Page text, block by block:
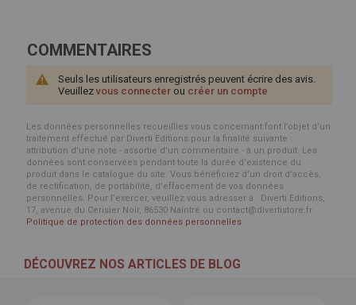
COMMENTAIRES
Seuls les utilisateurs enregistrés peuvent écrire des avis.
Veuillez vous connecter ou créer un compte
Les données personnelles recueillies vous concernant font l’objet d’un
traitement effectué par Diverti Editions pour la finalité suivante :
attribution d'une note - assortie d'un commentaire - à un produit. Les
données sont conservées pendant toute la durée d'existence du
produit dans le catalogue du site. Vous bénéficiez d’un droit d’accès,
de rectification, de portabilité, d’effacement de vos données
personnelles. Pour l’exercer, veuillez vous adresser à : Diverti Editions,
17, avenue du Cerisier Noir, 86530 Naintré ou contact@divertistore.fr.
Politique de protection des données personnelles
DÉCOUVREZ NOS ARTICLES DE BLOG